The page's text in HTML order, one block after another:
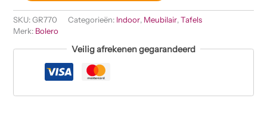
SKU:GR770 Categorieën: Indoor, Meubilair,Tafels
Merk: Bolero
Veilig afrekenen gegarandeerd